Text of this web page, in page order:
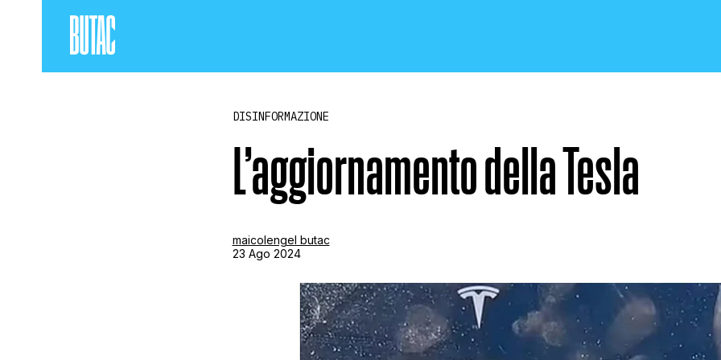
SALUTE E MEDICINA
DISINFORMAZIONE
L’aggiornamento della Tesla
maicolengel butac
23 Ago 2024